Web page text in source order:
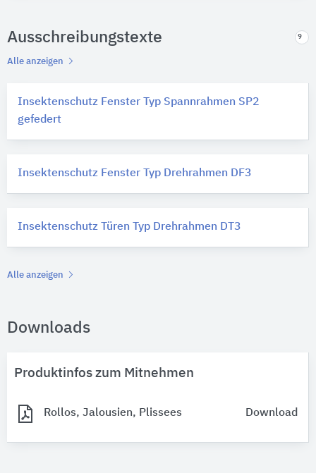
Ausschreibungstexte 9
Alle anzeigen
Insektenschutz Fenster Typ Spannrahmen SP2
gefedert
Insektenschutz Fenster Typ Drehrahmen DF3
Insektenschutz Türen Typ Drehrahmen DT3
Alle anzeigen
Downloads
Produktinfos zum Mitnehmen
Rollos, Jalousien, Plissees Download